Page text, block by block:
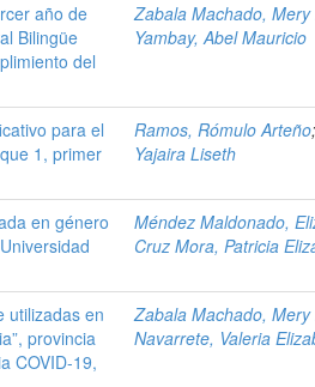
año de
Bilingüe
del
Zabala Machado,
Yambay, Abel Mauricio
para el
1, primer
Ramos, Rómulo Arteño;
Yajaira Liseth
en género
Méndez Maldonado,
Cruz Mora, Patricia
utilizadas en
provincia
COVID-19,
Zabala Machado,
Navarrete, Valeria